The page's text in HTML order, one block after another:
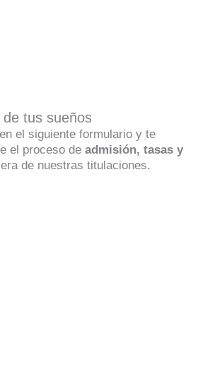
tus sueños
el siguiente formulario y te
el proceso de admisión, tasas y
de nuestras titulaciones.